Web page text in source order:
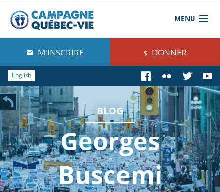
MENU
À propos de nous
Blog
Comprendre
Agir
Boutique
M'INSCRIRE DONNER
English
BLOG
Georges
Buscemi